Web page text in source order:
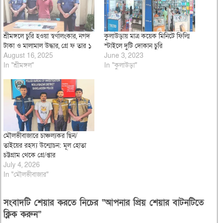
শ্রীমঙ্গলে চুরি হওয়া স্বর্ণালংকার, নগদ
টাকা ও মালামাল উদ্ধার, গ্রে ফ তার ১
August 16, 2025
In "শ্রীমঙ্গল"
কুলাউড়ায় মাত্র কয়েক মিনিটে ফিল্মি
স্টাইলে দুটি দোকান চুরি
June 3, 2023
In "কুলাউড়া"
মৌলভীবাজারে চাঞ্চল্যকর ছিন/
তাইয়ের রহস্য উন্মোচন: মূল হোতা
চট্টগ্রাম থেকে গ্রে/প্তার
July 4, 2026
In "মৌলভীবাজার"
সংবাদটি শেয়ার করতে নিচের “আপনার প্রিয় শেয়ার বাটনটিতে
ক্লিক করুন”